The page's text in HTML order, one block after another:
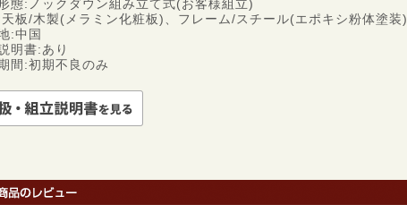
態:ノックダウン組み立て式(お客様組立)
板/木製(メラミン化粧板)、フレーム/スチール(エポキシ粉体塗装)
:中国
明書:あり
間:初期不良のみ